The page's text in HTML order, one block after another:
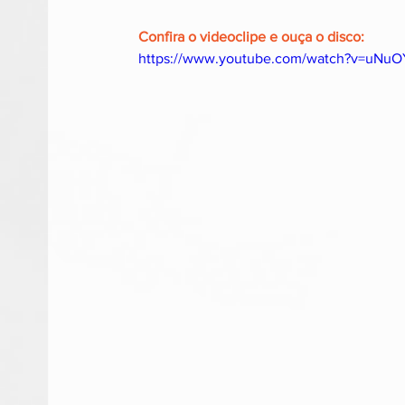
Confira o videoclipe e ouça o disco:
https://www.youtube.com/